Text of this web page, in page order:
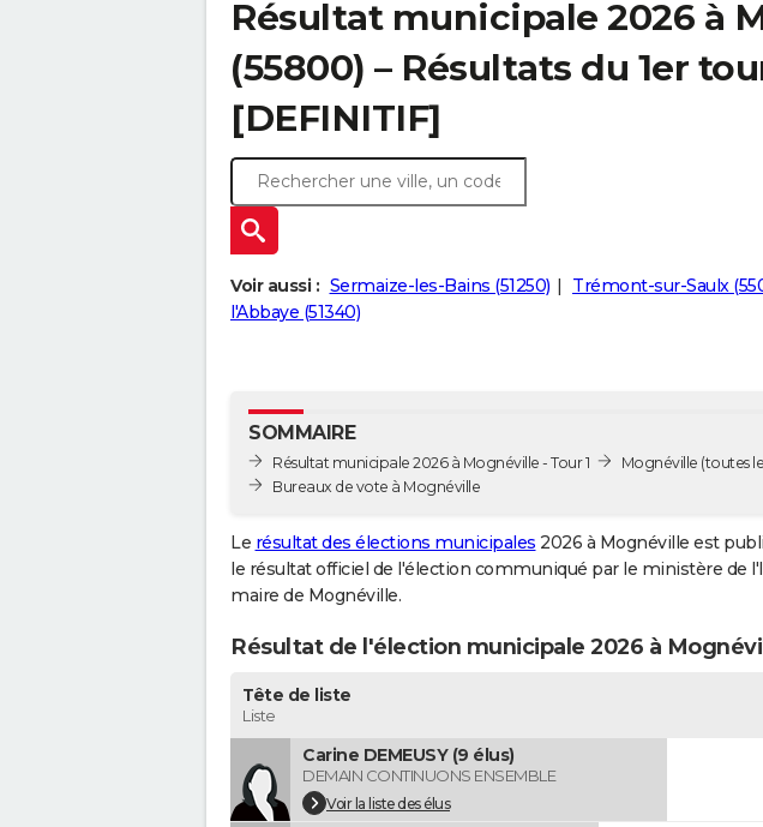
Résultat municipale 2026 à
(55800) – Résultats du 1er
[DEFINITIF]
Voir aussi : Sermaize-les-Bains (51250) Trémont-sur-Saulx
l'Abbaye (51340)
SOMMAIRE
Résultat municipale 2026 à Mognéville - Tour 1
Bureaux de vote à Mognéville
Mognéville (toutes
Le résultat des élections municipales 2026 à Mognéville est
le résultat officiel de l'élection communiqué par le ministère de
maire de Mognéville.
Résultat de l'élection municipale 2026 à
Tête de liste
Liste
Carine DEMEUSY (9 élus)
DEMAIN CONTINUONS ENSEMBLE
Voir la liste des élus